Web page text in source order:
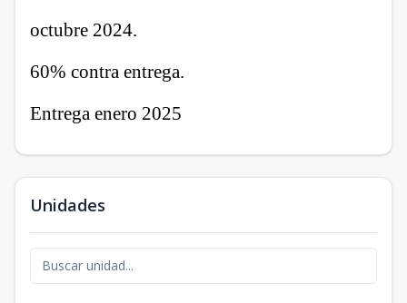
octubre 2024.
60% contra entrega.
Entrega enero 2025
Unidades